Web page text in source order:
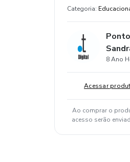
Categoria:
8 Ano
Acessar
Ao comprar o
acesso serão